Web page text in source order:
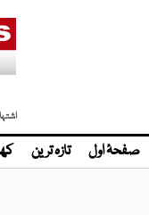
صفحۂ اول تازہ ترین